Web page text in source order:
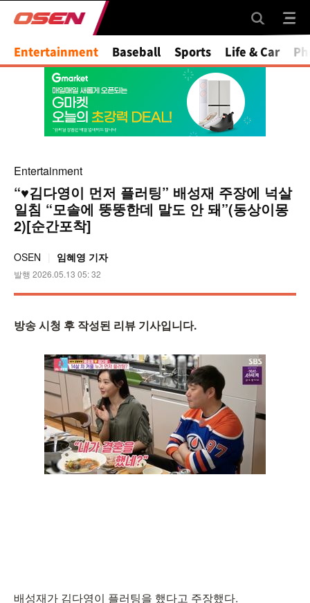
Entertainment Baseball Sports Life & Car
Entertainment
“♥김다영이 먼저 플러팅” 배성재 주장에 넉살
일침 “모솔에 뚱뚱한데 말도 안 돼”(동상이몽
2)[순간포착]
OSEN 임혜영 기자
발행 2026.05.13 05: 32
방송 시청 후 작성된 리뷰 기사입니다.
배성재가 김다영이 플러팅을 했다고 주장했다.